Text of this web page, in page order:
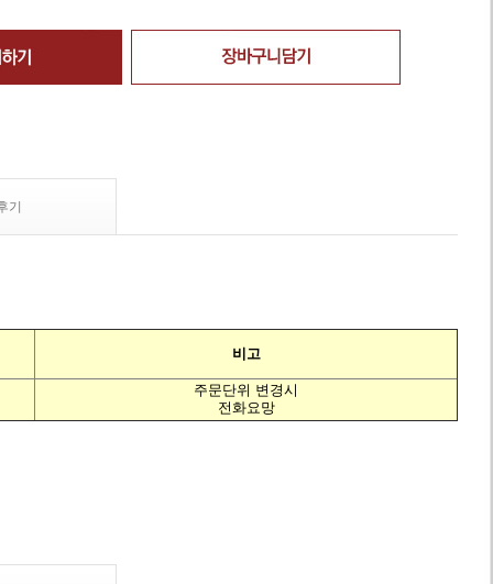
기
비고
주문단위 변경시
전화요망